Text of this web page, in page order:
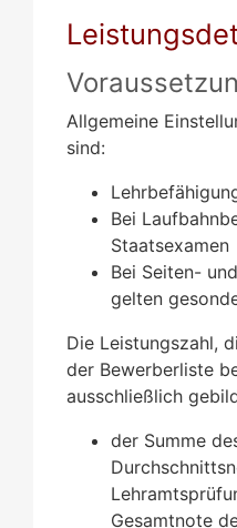
Allgemeine
sind:
Bei
Staatsexamen
Bei Seiten-
gelten
Die Leistungszahl,
der Bewerberliste
ausschließlich
der Summe
Gesamtnote